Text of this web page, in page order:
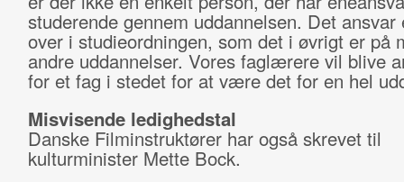
studerende gennem uddannelsen. Det ansvar
over i studieordningen, som det i øvrigt er på
andre uddannelser. Vores faglærere vil blive
for et fag i stedet for at være det for en hel
Misvisende ledighedstal
Danske Filminstruktører har også skrevet til
kulturminister Mette Bock.